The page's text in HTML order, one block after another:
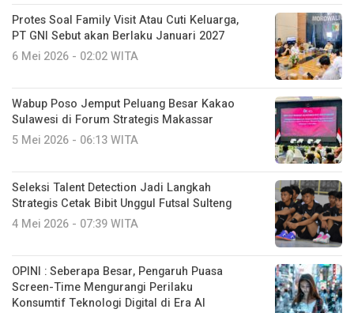
Protes Soal Family Visit Atau Cuti Keluarga,
PT GNI Sebut akan Berlaku Januari 2027
6 Mei 2026 - 02:02 WITA
Wabup Poso Jemput Peluang Besar Kakao
Sulawesi di Forum Strategis Makassar
5 Mei 2026 - 06:13 WITA
Seleksi Talent Detection Jadi Langkah
Strategis Cetak Bibit Unggul Futsal Sulteng
4 Mei 2026 - 07:39 WITA
OPINI : Seberapa Besar, Pengaruh Puasa
Screen-Time Mengurangi Perilaku
Konsumtif Teknologi Digital di Era AI